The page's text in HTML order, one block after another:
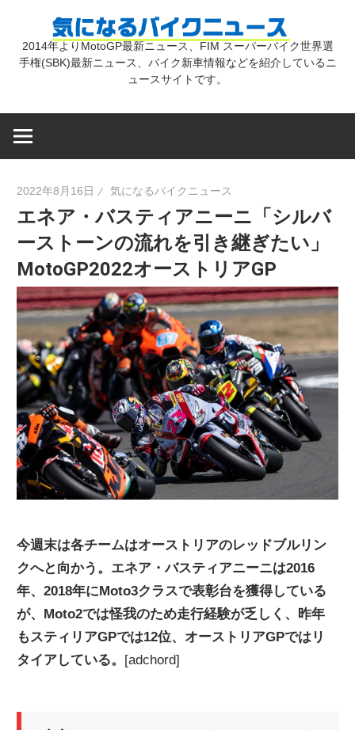
気
バ
イ
ク
ニ
ュ
ー
ス
2014年よりMotoGP最新ニュース、FIM スーパーバイク世界選
手権(SBK)最新ニュース、バイク新車情報などを紹介しているニ
ュースサイトです。
2022年8月16日 気になるバイクニュース
エネア・バスティアニーニ「シルバ
ーストーンの流れを引き継ぎたい」
MotoGP2022オーストリアGP
今週末は各チームはオーストリアのレッドブルリン
クへと向かう。エネア・バスティアニーニは2016
年、2018年にMoto3クラスで表彰台を獲得している
が、Moto2では怪我のため走行経験が乏しく、昨年
もスティリアGPでは12位、オーストリアGPではリ
タイアしている。 [adchord]